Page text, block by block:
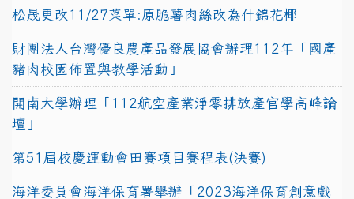
松晟更改11/27菜單:原脆薯肉絲改為什錦花椰
財團法人台灣優良農產品發展協會辦理112年「國產
豬肉校園佈置與教學活動」
開南大學辦理「112航空產業淨零排放產官學高峰論
壇」
第51屆校慶運動會田賽項目賽程表(決賽)
海洋委員會海洋保育署舉辦「2023海洋保育創意戲